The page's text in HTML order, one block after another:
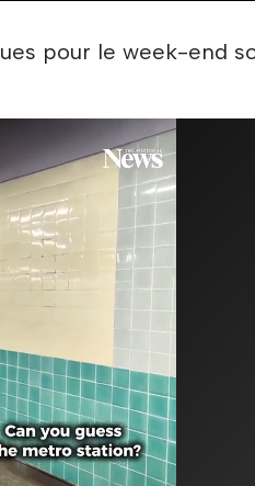
pour le week-end